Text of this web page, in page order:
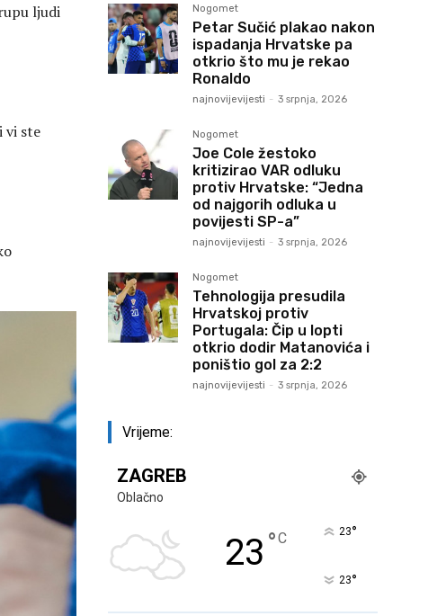
ljudi
vi ste
Nogomet
Petar Sučić plakao nakon
ispadanja Hrvatske pa
otkrio što mu je rekao
Ronaldo
najnovijevijesti - 3 srpnja, 2026
Nogomet
Joe Cole žestoko
kritizirao VAR odluku
protiv Hrvatske: “Jedna
od najgorih odluka u
povijesti SP-a”
najnovijevijesti - 3 srpnja, 2026
Nogomet
Tehnologija presudila
Hrvatskoj protiv
Portugala: Čip u lopti
otkrio dodir Matanovića i
poništio gol za 2:2
najnovijevijesti - 3 srpnja, 2026
Vrijeme:
ZAGREB
Oblačno
23 °C 23°
23°